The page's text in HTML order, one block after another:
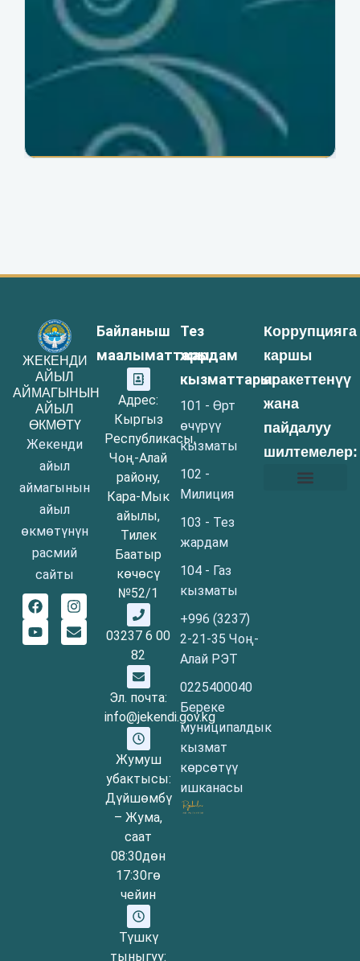
ЖЕКЕНДИ
АЙЫЛ
АЙМАГЫНЫН
АЙЫЛ
ӨКМӨТҮ
Жекенди
айыл
аймагынын
айыл
өкмөтүнүн
расмий
сайты
Байланыш
маалыматтары:
Адрес:
Кыргыз
Республикасы,
Чоң-Алай
району,
Кара-Мык
айылы,
Тилек
Баатыр
көчөсү
№52/1
03237 6 00
82
Эл. почта:
info@jekendi.gov.kg
Жумуш
убактысы:
Дүйшөмбү
– Жума,
саат
08:30дөн
17:30гө
чейин
Түшкү
тыныгуу:
Тез
жардам
кызматтары:
101 - Өрт
өчүрүү
кызматы
102 -
Милиция
103 - Тез
жардам
104 - Газ
кызматы
+996 (3237)
2-21-35 Чоң-
Алай РЭТ
0225400040
Береке
муниципалдык
кызмат
көрсөтүү
ишканасы
Коррупцияга
каршы
аракеттенүү
жана
пайдалуу
шилтемелер: